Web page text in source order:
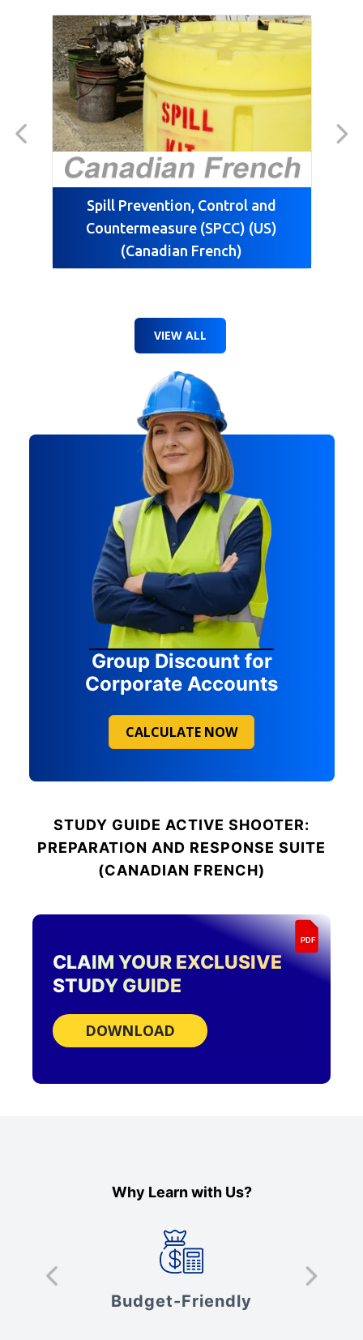
Spill Prevention, Control and
Countermeasure (SPCC) (US)
(Canadian French)
VIEW ALL
Group Discount for
Corporate Accounts
CALCULATE NOW
STUDY GUIDE ACTIVE SHOOTER:
PREPARATION AND RESPONSE SUITE
(CANADIAN FRENCH)
PDF
CLAIM YOUR EXCLUSIVE
STUDY GUIDE
DOWNLOAD
Why Learn with Us?
Budget-Friendly